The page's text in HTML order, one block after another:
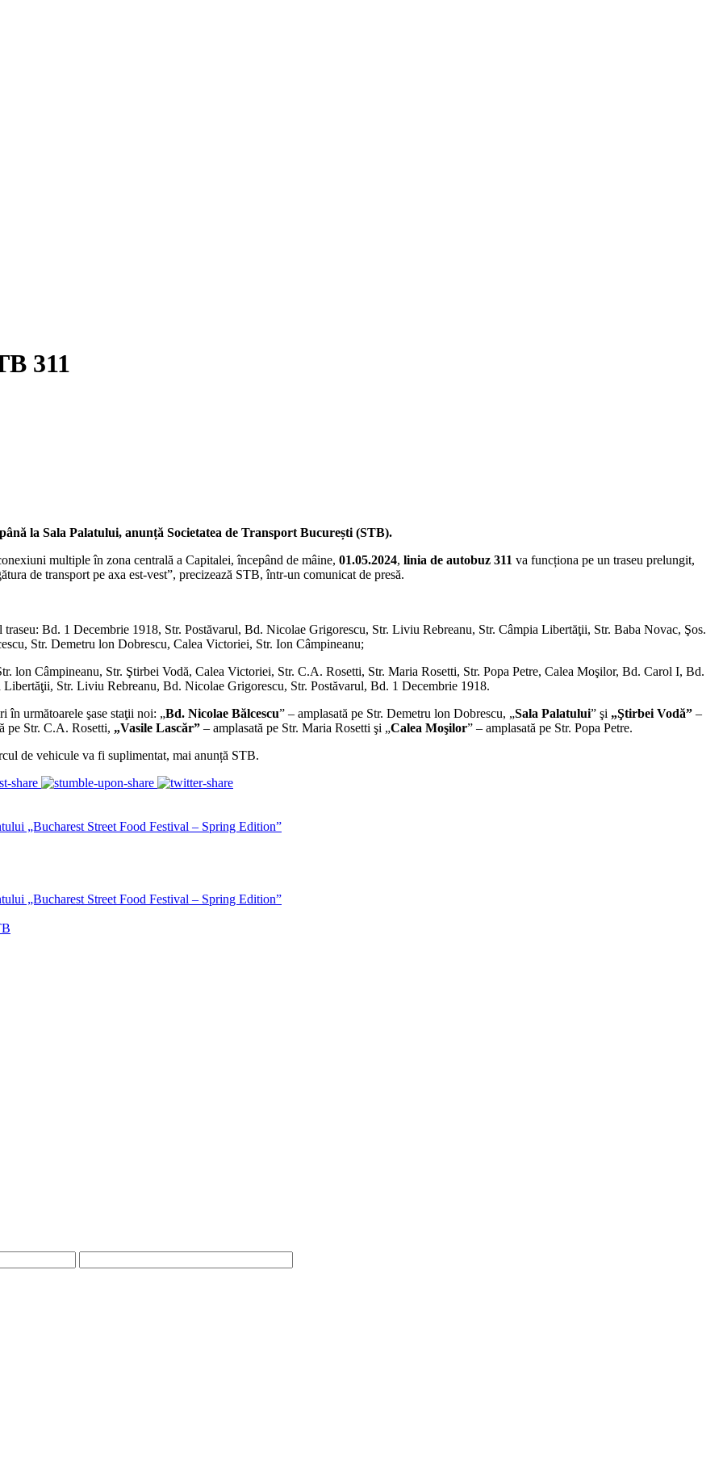
311
la Sala Palatului, anunță Societatea de Transport București (STB).
multiple în zona centrală a Capitalei, începând de mâine, 01.05.2024, linia de autobuz 311 va funcționa pe un traseu prelungit,
de transport pe axa est-vest”, precizează STB, într-un comunicat de presă.
Bd. 1 Decembrie 1918, Str. Postăvarul, Bd. Nicolae Grigorescu, Str. Liviu Rebreanu, Str. Câmpia Libertăţii, Str. Baba Novac, Şos.
Str. Demetru lon Dobrescu, Calea Victoriei, Str. Ion Câmpineanu;
lon Câmpineanu, Str. Ştirbei Vodă, Calea Victoriei, Str. C.A. Rosetti, Str. Maria Rosetti, Str. Popa Petre, Calea Moşilor, Bd. Carol I, Bd.
Str. Liviu Rebreanu, Bd. Nicolae Grigorescu, Str. Postăvarul, Bd. 1 Decembrie 1918.
în următoarele şase staţii noi: „Bd. Nicolae Bălcescu” – amplasată pe Str. Demetru lon Dobrescu, „Sala Palatului” şi „Ştirbei Vodă” –
pe Str. C.A. Rosetti, „Vasile Lascăr” – amplasată pe Str. Maria Rosetti şi „Calea Moşilor” – amplasată pe Str. Popa Petre.
de vehicule va fi suplimentat, mai anunță STB.
„Bucharest Street Food Festival – Spring Edition”
„Bucharest Street Food Festival – Spring Edition”